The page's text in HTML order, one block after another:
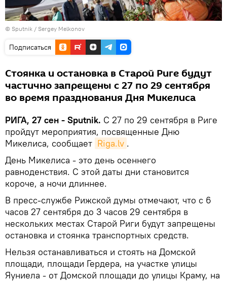
© Sputnik / Sergey Melkonov
Подписаться
Стоянка и остановка в Старой Риге будут
частично запрещены с 27 по 29 сентября
во время празднования Дня Микелиса
РИГА, 27 сен - Sputnik. С 27 по 29 сентября в Риге
пройдут мероприятия, посвященные Дню
Микелиса, сообщает Riga.lv .
День Микелиса - это день осеннего
равноденствия. С этой даты дни становится
короче, а ночи длиннее.
В пресс-службе Рижской думы отмечают, что с 6
часов 27 сентября до 3 часов 29 сентября в
нескольких местах Старой Риги будут запрещены
остановка и стоянка транспортных средств.
Нельзя останавливаться и стоять на Домской
площади, площади Гердера, на участке улицы
Яуниела - от Домской площади до улицы Краму, на